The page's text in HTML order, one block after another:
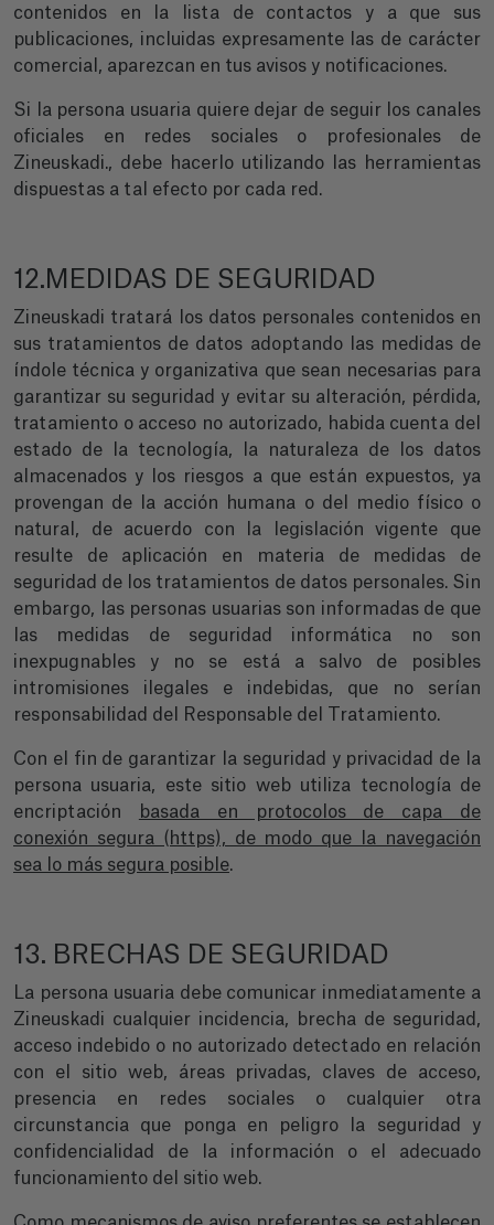
contenidos en la lista de contactos y a que sus
publicaciones, incluidas expresamente las de carácter
comercial, aparezcan en tus avisos y notificaciones.
Si la persona usuaria quiere dejar de seguir los canales
oficiales en redes sociales o profesionales de
Zineuskadi., debe hacerlo utilizando las herramientas
dispuestas a tal efecto por cada red.
12.MEDIDAS DE SEGURIDAD
Zineuskadi tratará los datos personales contenidos en
sus tratamientos de datos adoptando las medidas de
índole técnica y organizativa que sean necesarias para
garantizar su seguridad y evitar su alteración, pérdida,
tratamiento o acceso no autorizado, habida cuenta del
estado de la tecnología, la naturaleza de los datos
almacenados y los riesgos a que están expuestos, ya
provengan de la acción humana o del medio físico o
natural, de acuerdo con la legislación vigente que
resulte de aplicación en materia de medidas de
seguridad de los tratamientos de datos personales. Sin
embargo, las personas usuarias son informadas de que
las medidas de seguridad informática no son
inexpugnables y no se está a salvo de posibles
intromisiones ilegales e indebidas, que no serían
responsabilidad del Responsable del Tratamiento.
Con el fin de garantizar la seguridad y privacidad de la
persona usuaria, este sitio web utiliza tecnología de
encriptación
basada en protocolos de capa de
conexión segura (https), de modo que la navegación
sea lo más segura posible.
13. BRECHAS DE SEGURIDAD
La persona usuaria debe comunicar inmediatamente a
Zineuskadi cualquier incidencia, brecha de seguridad,
acceso indebido o no autorizado detectado en relación
con el sitio web, áreas privadas, claves de acceso,
presencia en redes sociales o cualquier otra
circunstancia que ponga en peligro la seguridad y
confidencialidad de la información o el adecuado
funcionamiento del sitio web.